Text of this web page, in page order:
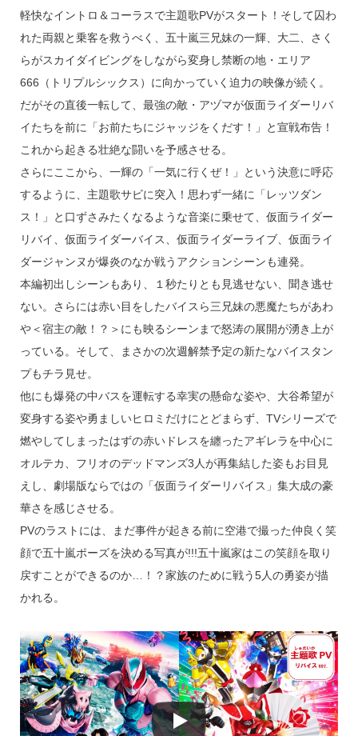
軽快なイントロ＆コーラスで主題歌PVがスタート！そして囚わ
れた両親と乗客を救うべく、五十嵐三兄妹の一輝、大二、さく
らがスカイダイビングをしながら変身し禁断の地・エリア
666（トリプルシックス）に向かっていく迫力の映像が続く。
だがその直後一転して、最強の敵・アヅマが仮面ライダーリバ
イたちを前に「お前たちにジャッジをくだす！」と宣戦布告！
これから起きる壮絶な闘いを予感させる。
さらにここから、一輝の「一気に行くぜ！」という決意に呼応
するように、主題歌サビに突入！思わず一緒に「レッツダン
ス！」と口ずさみたくなるような音楽に乗せて、仮面ライダー
リバイ、仮面ライダーバイス、仮面ライダーライブ、仮面ライ
ダージャンヌが爆炎のなか戦うアクションシーンも連発。
本編初出しシーンもあり、１秒たりとも見逃せない、聞き逃せ
ない。さらには赤い目をしたバイスら三兄妹の悪魔たちがあわ
や＜宿主の敵！？＞にも映るシーンまで怒涛の展開が湧き上が
っている。そして、まさかの次週解禁予定の新たなバイスタン
プもチラ見せ。
他にも爆発の中バスを運転する幸実の懸命な姿や、大谷希望が
変身する姿や勇ましいヒロミだけにとどまらず、TVシリーズで
燃やしてしまったはずの赤いドレスを纏ったアギレラを中心に
オルテカ、フリオのデッドマンズ3人が再集結した姿もお目見
えし、劇場版ならではの「仮面ライダーリバイス」集大成の豪
華さを感じさせる。
PVのラストには、まだ事件が起きる前に空港で撮った仲良く笑
顔で五十嵐ポーズを決める写真が!!!五十嵐家はこの笑顔を取り
戻すことができるのか…！？家族のために戦う5人の勇姿が描
かれる。